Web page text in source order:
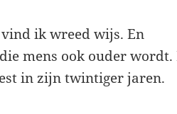
ik wreed wijs. En
mens ook ouder wordt.
in zijn twintiger jaren.